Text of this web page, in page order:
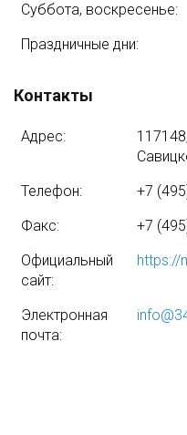
Суббота, воскресенье:
Праздничные дни:
Контакты
Адрес:
Телефон:
+7
Факс:
+7
Официальный
сайт:
https://
Электронная
почта: